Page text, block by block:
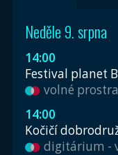
Neděle 9. srpna
14:00
Festival planet
volné
14:00
Kočičí
digitárium -